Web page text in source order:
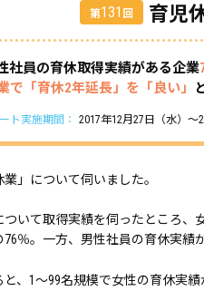
第131 回 育児
社員の育休取得実績がある企業
で「育休2年延長」を「良い」
ト実施期間： 2017年12月27日（水）～
」について伺いました。
ついて取得実績を伺ったところ、
％。一方、男性社員の育休実績
、1～99名規模で女性の育休実